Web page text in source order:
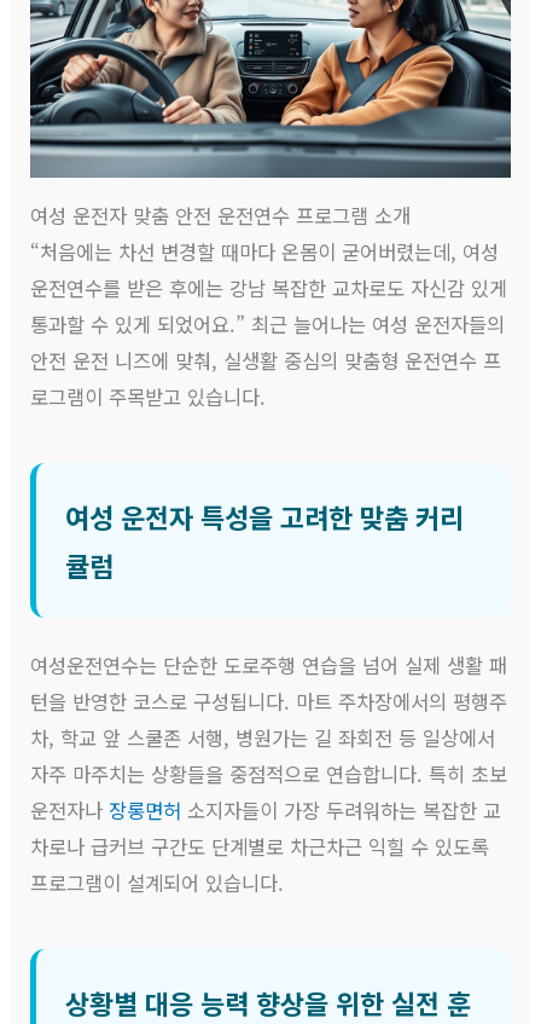
여성 운전자 맞춤 안전 운전연수 프로그램 소개
“처음에는 차선 변경할 때마다 온몸이 굳어버렸는데, 여성
운전연수를 받은 후에는 강남 복잡한 교차로도 자신감 있게
통과할 수 있게 되었어요.” 최근 늘어나는 여성 운전자들의
안전 운전 니즈에 맞춰, 실생활 중심의 맞춤형 운전연수 프
로그램이 주목받고 있습니다.
여성 운전자 특성을 고려한 맞춤 커리
큘럼
여성운전연수는 단순한 도로주행 연습을 넘어 실제 생활 패
턴을 반영한 코스로 구성됩니다. 마트 주차장에서의 평행주
차, 학교 앞 스쿨존 서행, 병원가는 길 좌회전 등 일상에서
자주 마주치는 상황들을 중점적으로 연습합니다. 특히 초보
운전자나 장롱면허 소지자들이 가장 두려워하는 복잡한 교
차로나 급커브 구간도 단계별로 차근차근 익힐 수 있도록
프로그램이 설계되어 있습니다.
상황별 대응 능력 향상을 위한 실전 훈